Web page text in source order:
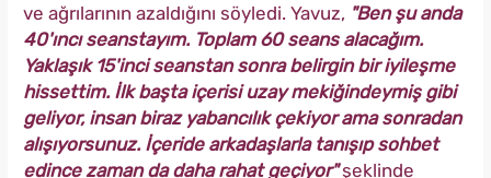
ve ağrılarının azaldığını söyledi. Yavuz, "Ben şu anda
40'ıncı seanstayım. Toplam 60 seans alacağım.
Yaklaşık 15'inci seanstan sonra belirgin bir iyileşme
hissettim. İlk başta içerisi uzay mekiğindeymiş gibi
geliyor, insan biraz yabancılık çekiyor ama sonradan
alışıyorsunuz. İçeride arkadaşlarla tanışıp sohbet
edince zaman da daha rahat geçiyor"şeklinde